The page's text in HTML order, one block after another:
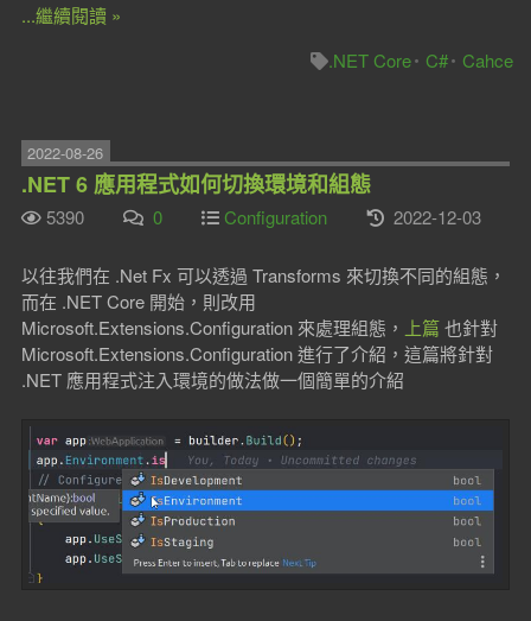
...繼續閱讀 »
.NET Core
C# Cahce
2022-08-26
.NET 6 應用程式如何切換環境和組態
5390 0 Configuration 2022-12-03
以往我們在 .Net Fx 可以透過 Transforms 來切換不同的組態，
而在 .NET Core 開始，則改用
Microsoft.Extensions.Configuration 來處理組態， 上篇也針對
Microsoft.Extensions.Configuration 進行了介紹，這篇將針對
.NET 應用程式注入環境的做法做一個簡單的介紹